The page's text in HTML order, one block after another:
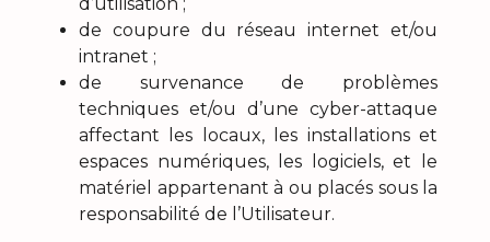
de coupure du réseau internet et/ou
intranet ;
de survenance de problèmes
techniques et/ou d’une cyber-attaque
affectant les locaux, les installations et
espaces numériques, les logiciels, et le
matériel appartenant à ou placés sous la
responsabilité de l’Utilisateur.